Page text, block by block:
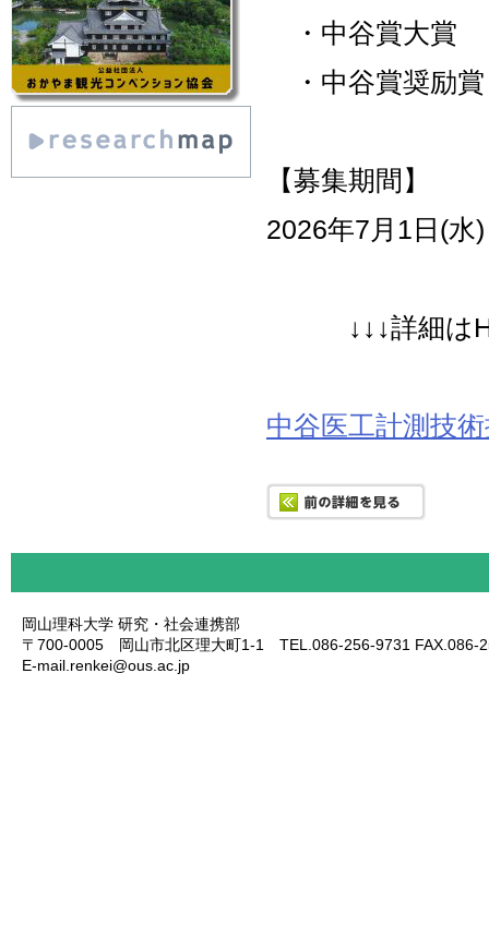
・中谷賞大賞
・中谷賞奨励
【募集期間】
2026年7月1日(水
↓↓↓詳細
中谷医工計測技
岡山理科大学 研究・社会連携部
〒700-0005 岡山市北区理大町1-1 TEL.086-256-9731 FAX.086-
E-mail.renkei@ous.ac.jp